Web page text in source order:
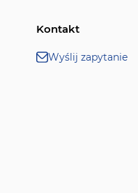
Kontakt
Wyślij zapytanie